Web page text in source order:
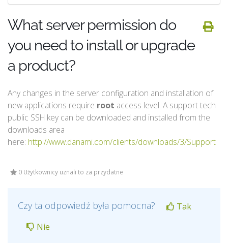
What server permission do
you need to install or upgrade
a product?
Any changes in the server configuration and installation of
new applications require root access level. A support tech
public SSH key can be downloaded and installed from the
downloads area
here: http://www.danami.com/clients/downloads/3/Support
0 Użytkownicy uznali to za przydatne
Czy ta odpowiedź była pomocna?
Tak
Nie